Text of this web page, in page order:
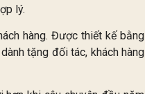
lý.
hàng. Được thiết kế bằng
tặng đối tác, khách hàng